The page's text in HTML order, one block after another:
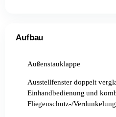
Aufbau
Außenstauklappe
Ausstellfenster doppelt
Einhandbedienung und
Fliegenschutz-/